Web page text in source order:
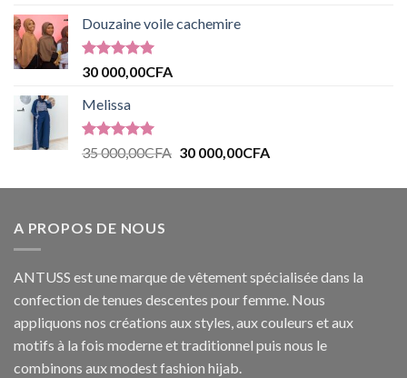
Douzaine voile cachemire
Note5.00
30 000,00CFA
Melissa
Note5.00
35 000,00CFA 30 000,00CFA
A PROPOS DE NOUS
ANTUSS est une marque de vêtement spécialisée dans la
confection de tenues descentes pour femme. Nous
appliquons nos créations aux styles, aux couleurs et aux
motifs à la fois moderne et traditionnel puis nous le
combinons aux modest fashion hijab.